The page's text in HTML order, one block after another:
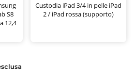
S8
12,4
Custodia iPad 3/4 in pelle iPad
2 / iPad rossa (supporto)